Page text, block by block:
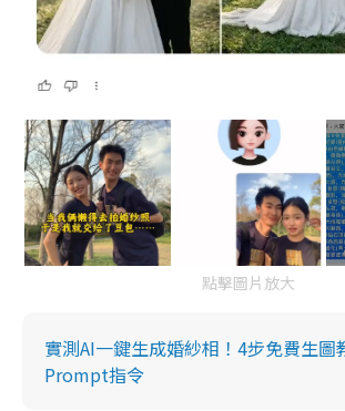
點擊圖片放大
實測AI一鍵生成婚紗相！4步免費生圖
Prompt指令